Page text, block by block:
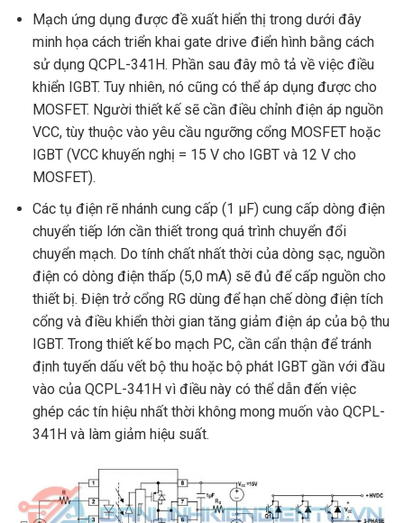
Mạch ứng dụng được đề xuất hiển thị trong dưới đây
minh họa cách triển khai gate drive điển hình bằng cách
sử dụng QCPL-341H. Phần sau đây mô tả về việc điều
khiển IGBT. Tuy nhiên, nó cũng có thể áp dụng được cho
MOSFET. Người thiết kế sẽ cần điều chỉnh điện áp nguồn
VCC, tùy thuộc vào yêu cầu ngưỡng cổng MOSFET hoặc
IGBT (VCC khuyến nghị = 15 V cho IGBT và 12 V cho
MOSFET).
Các tụ điện rẽ nhánh cung cấp (1 µF) cung cấp dòng điện
chuyển tiếp lớn cần thiết trong quá trình chuyển đổi
chuyển mạch. Do tính chất nhất thời của dòng sạc, nguồn
điện có dòng điện thấp (5,0 mA) sẽ đủ để cấp nguồn cho
thiết bị. Điện trở cổng RG dùng để hạn chế dòng điện tích
cổng và điều khiển thời gian tăng giảm điện áp của bộ thu
IGBT. Trong thiết kế bo mạch PC, cần cẩn thận để tránh
định tuyến dấu vết bộ thu hoặc bộ phát IGBT gần với đầu
vào của QCPL-341H vì điều này có thể dẫn đến việc
ghép các tín hiệu nhất thời không mong muốn vào QCPL-
341H và làm giảm hiệu suất.